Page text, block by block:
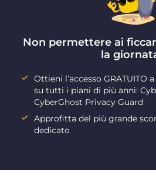
Non permettere ai
la
Ottieni l’accesso GRATUITO
su tutti i piani di più anni:
CyberGhost Privacy Guard
Approfitta del più grande
dedicato